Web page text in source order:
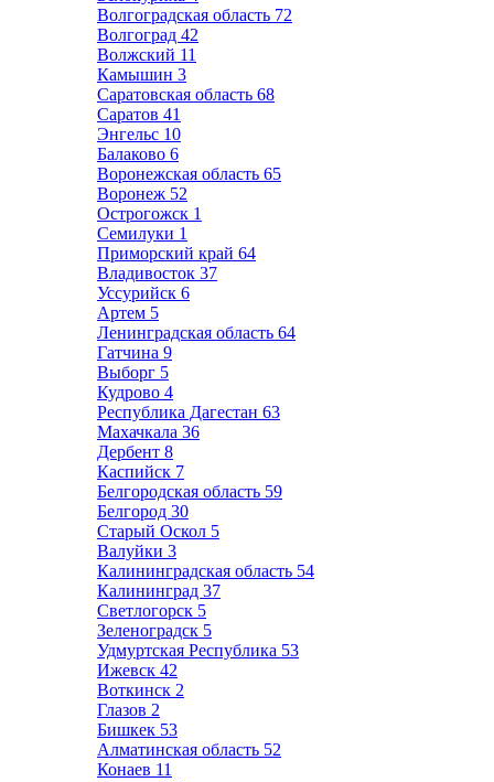
Волгоградская область 72
Волгоград 42
Волжский 11
Камышин 3
Саратовская область 68
Саратов 41
Энгельс 10
Балаково 6
Воронежская область 65
Воронеж 52
Острогожск 1
Семилуки 1
Приморский край 64
Владивосток 37
Уссурийск 6
Артем 5
Ленинградская область 64
Гатчина 9
Выборг 5
Кудрово 4
Республика Дагестан 63
Махачкала 36
Дербент 8
Каспийск 7
Белгородская область 59
Белгород 30
Старый Оскол 5
Валуйки 3
Калининградская область 54
Калининград 37
Светлогорск 5
Зеленоградск 5
Удмуртская Республика 53
Ижевск 42
Воткинск 2
Глазов 2
Бишкек 53
Алматинская область 52
Конаев 11